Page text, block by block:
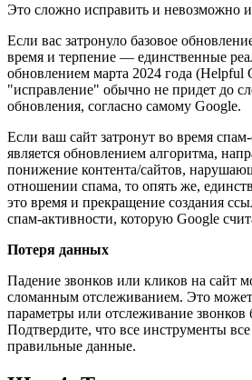
Это сложно исправить и невозможно
Если вас затронуло базовое
время и терпение — единственные
обновлением марта 2024 года (Helpful
"исправление" обычно не придет до
обновления, согласно самому Google.
Если ваш сайт затронут во время
является обновлением алгоритма,
понижение контента/сайтов,
отношении спама, то опять же,
это время и прекращение создания
спам-активности, которую Google
Потеря данных
Падение звонков или кликов на сайт
сломанным отслеживанием. Это
параметры или отслеживание
Подтвердите, что все инструменты
правильные данные.